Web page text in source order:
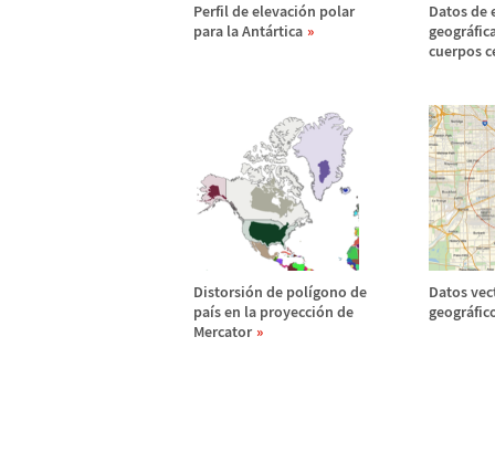
Perfil de elevación polar
para la Antártica
Datos de
geográ
cuerpos
Distorsión de polígono de
país en la proyección de
Mercator
Datos
geográ